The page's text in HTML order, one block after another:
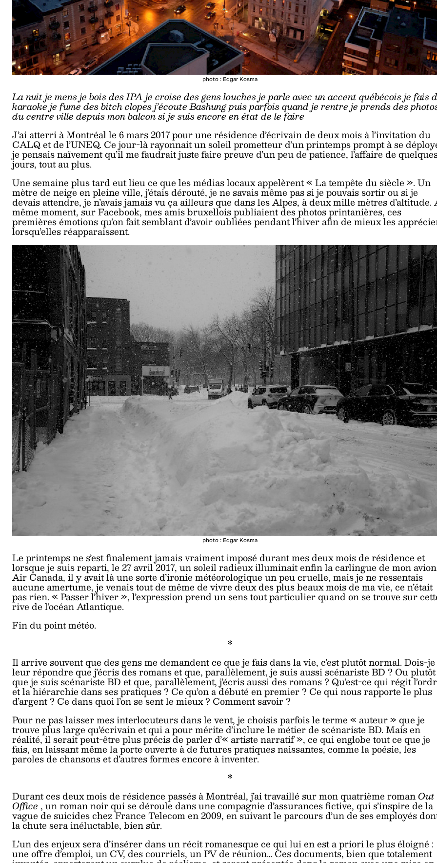
photo : Edgar Kosma
La nuit je mens je bois des IPA je croise des gens louches je parle avec un accent québécois je fais
karaoke je fume des bitch clopes j’écoute Bashung puis parfois quand je rentre je prends des
du centre ville depuis mon balcon si je suis encore en état de le faire
J’ai atterri à Montréal le 6 mars 2017 pour une résidence d’écrivain de deux mois à l’invitation du
CALQ et de l’UNEQ. Ce jour-là rayonnait un soleil prometteur d’un printemps prompt à se
je pensais naïvement qu’il me faudrait juste faire preuve d’un peu de patience, l’affaire de
jours, tout au plus.
Une semaine plus tard eut lieu ce que les médias locaux appelèrent « La tempête du siècle ». Un
mètre de neige en pleine ville, j’étais dérouté, je ne savais même pas si je pouvais sortir ou si je
devais attendre, je n’avais jamais vu ça ailleurs que dans les Alpes, à deux mille mètres d’altitude.
même moment, sur Facebook, mes amis bruxellois publiaient des photos printanières, ces
premières émotions qu’on fait semblant d’avoir oubliées pendant l’hiver afin de mieux les
lorsqu’elles réapparaissent.
photo : Edgar Kosma
Le printemps ne s’est finalement jamais vraiment imposé durant mes deux mois de résidence et
lorsque je suis reparti, le 27 avril 2017, un soleil radieux illuminait enfin la carlingue de mon avion
Air Canada, il y avait là une sorte d’ironie météorologique un peu cruelle, mais je ne ressentais
aucune amertume, je venais tout de même de vivre deux des plus beaux mois de ma vie, ce n’était
pas rien. « Passer l’hiver », l’expression prend un sens tout particulier quand on se trouve sur
rive de l’océan Atlantique.
Fin du point météo.
*
Il arrive souvent que des gens me demandent ce que je fais dans la vie, c’est plutôt normal. Dois-je
leur répondre que j’écris des romans et que, parallèlement, je suis aussi scénariste BD ? Ou plutôt
que je suis scénariste BD et que, parallèlement, j’écris aussi des romans ? Qu’est-ce qui régit
et la hiérarchie dans ses pratiques ? Ce qu’on a débuté en premier ? Ce qui nous rapporte le plus
d’argent ? Ce dans quoi l’on se sent le mieux ? Comment savoir ?
Pour ne pas laisser mes interlocuteurs dans le vent, je choisis parfois le terme « auteur » que je
trouve plus large qu’écrivain et qui a pour mérite d’inclure le métier de scénariste BD. Mais en
réalité, il serait peut-être plus précis de parler d’« artiste narratif », ce qui englobe tout ce que je
fais, en laissant même la porte ouverte à de futures pratiques naissantes, comme la poésie, les
paroles de chansons et d’autres formes encore à inventer.
*
Durant ces deux mois de résidence passés à Montréal, j’ai travaillé sur mon quatrième romanOut
Office , un roman noir qui se déroule dans une compagnie d’assurances fictive, qui s’inspire de la
vague de suicides chez France Telecom en 2009, en suivant le parcours d’un de ses employés
la chute sera inéluctable, bien sûr.
L’un des enjeux sera d’insérer dans un récit romanesque ce qui lui en est a priori le plus éloigné :
une offre d’emploi, un CV, des courriels, un PV de réunion… Ces documents, bien que totalement